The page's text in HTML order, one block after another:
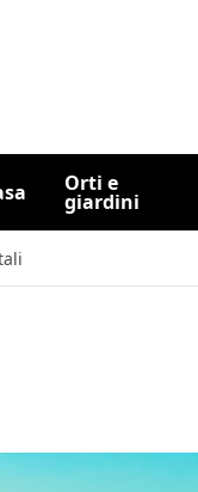
Orti e
giardini